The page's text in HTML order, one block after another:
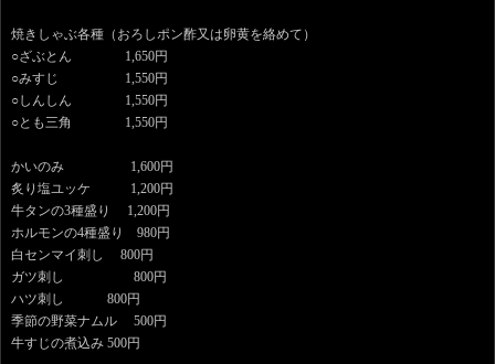
焼きしゃぶ各種（おろしポン酢又は卵黄を絡めて）
○ざぶとん 1,650円
○みすじ 1,550円
○しんしん 1,550円
○とも三角 1,550円
かいのみ 1,600円
炙り塩ユッケ 1,200円
牛タンの3種盛り 1,200円
ホルモンの4種盛り 980円
白センマイ刺し 800円
ガツ刺し 800円
ハツ刺し 800円
季節の野菜ナムル 500円
牛すじの煮込み 500円